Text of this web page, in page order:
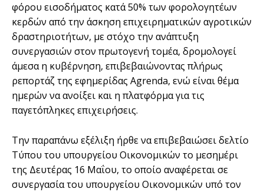
φόρου εισοδήματος κατά 50% των φορολογητέων
κερδών από την άσκηση επιχειρηματικών αγροτικών
δραστηριοτήτων, με στόχο την ανάπτυξη
συνεργασιών στον πρωτογενή τομέα, δρομολογεί
άμεσα η κυβέρνηση, επιβεβαιώνοντας πλήρως
ρεπορτάζ της εφημερίδας Agrenda, ενώ είναι θέμα
ημερών να ανοίξει και η πλατφόρμα για τις
παγετόπληκες επιχειρήσεις.
Την παραπάνω εξέλιξη ήρθε να επιβεβαιώσει δελτίο
Τύπου του υπουργείου Οικονομικών το μεσημέρι
της Δευτέρας 16 Μαΐου, το οποίο αναφέρεται σε
συνεργασία του υπουργείου Οικονομικών υπό τον